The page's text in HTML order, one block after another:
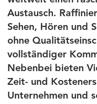
Austausch.
Sehen, Hören und
ohne
vollständiger
Nebenbei bieten
Zeit- und
Unternehmen und